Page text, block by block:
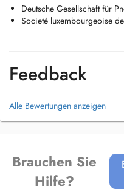
Deutsche Gesellschaft für
Societé luxembourgeoise
Feedback
Alle Bewertungen anzeigen
Brauchen Sie
Hilfe?